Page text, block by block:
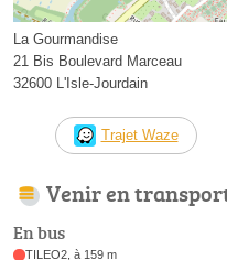
La Gourmandise
21 Bis Boulevard Marceau
32600 L'Isle-Jourdain
Trajet Waze
Venir en
En bus
TILEO2, à 159 m